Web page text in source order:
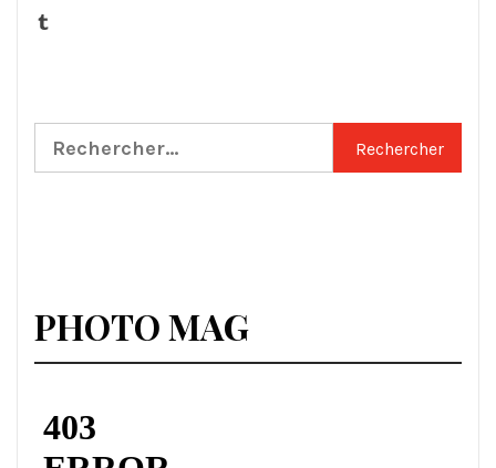
Tumblr
Rechercher :
PHOTO MAG